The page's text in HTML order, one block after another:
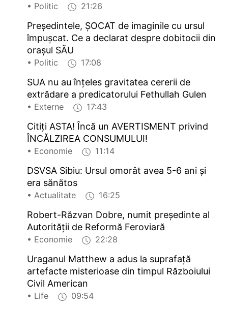
• Politic 21:26
Președintele, ȘOCAT de imaginile cu ursul
împuşcat. Ce a declarat despre dobitocii din
orașul SĂU
• Politic 17:08
SUA nu au înțeles gravitatea cererii de
extrădare a predicatorului Fethullah Gulen
• Externe 17:43
Citiți ASTA! Încă un AVERTISMENT privind
ÎNCĂLZIREA CONSUMULUI!
• Economie 11:14
DSVSA Sibiu: Ursul omorât avea 5-6 ani și
era sănătos
• Actualitate 16:25
Robert-Răzvan Dobre, numit președinte al
Autorității de Reformă Feroviară
• Economie 22:28
Uraganul Matthew a adus la suprafaţă
artefacte misterioase din timpul Războiului
Civil American
• Life 09:54